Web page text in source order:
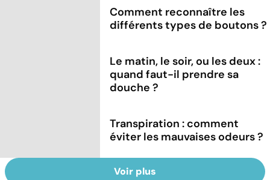
Comment reconnaître les
différents types de boutons ?
Le matin, le soir, ou les deux :
quand faut-il prendre sa
douche ?
Transpiration : comment
éviter les mauvaises odeurs ?
Voir plus